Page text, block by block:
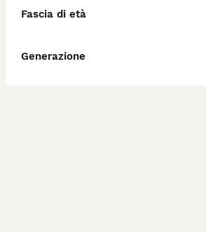
Fascia di età
Generazione